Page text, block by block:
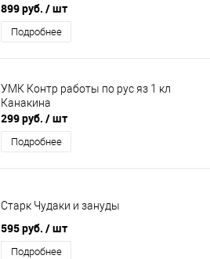
899 руб. / шт
Подробнее
УМК Контр работы по рус яз 1 кл
Канакина
299 руб. / шт
Подробнее
Старк Чудаки и зануды
595 руб. / шт
Подробнее